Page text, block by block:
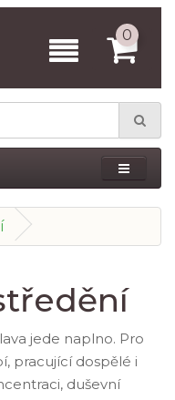
0
jede naplno. Pro
pracující dospělé i
duševní